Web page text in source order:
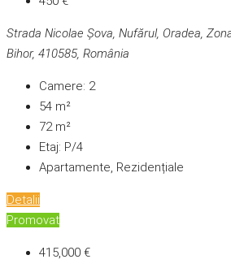
Strada Nicolae Șova, Nufărul, Oradea,
Bihor, 410585, România
Camere: 2
54 m²
72m²
Etaj: P/4
Apartamente, Rezidențiale
Detalii
Promovat
415,000 €